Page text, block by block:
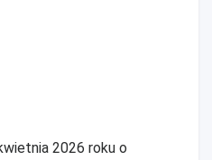
2026 roku o